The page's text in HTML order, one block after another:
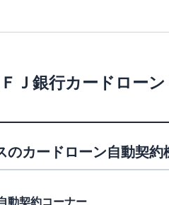
Ｊ銀行カードローン
のカードローン自動契約
動契約コーナー